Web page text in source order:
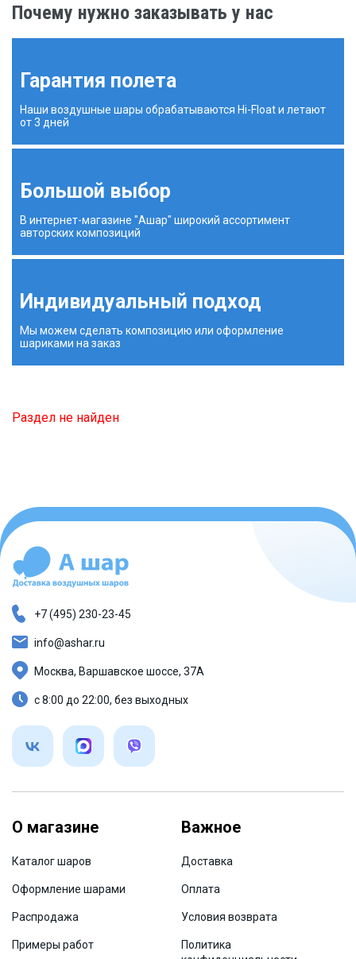
Почему нужно заказывать у нас
Гарантия полета
Наши воздушные шары обрабатываются Hi-Float и летают
от 3 дней
Большой выбор
В интернет-магазине "Ашар" широкий ассортимент
авторских композиций
Индивидуальный подход
Мы можем сделать композицию или оформление
шариками на заказ
Раздел не найден
О магазине
Каталог шаров
Оформление шарами
Распродажа
Примеры работ
Важное
Доставка
Оплата
Условия возврата
Политика
+7 (495) 230-23-45
info@ashar.ru
Москва, Варшавское шоссе, 37А
с 8:00 до 22:00, без выходных